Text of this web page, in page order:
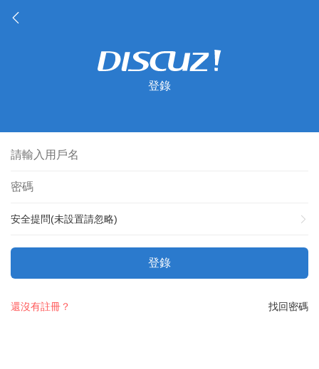
登錄
安全提問(未設置請忽略)
登錄
找回密碼
還沒有註冊？